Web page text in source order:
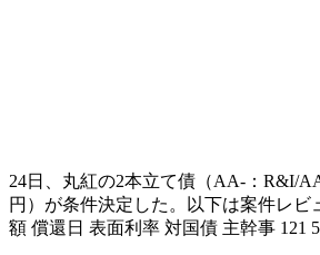
24日、丸紅の2本立て債（AA-：R&I/
円）が条件決定した。以下は案件レビ
額 償還日 表面利率 対国債 主幹事 121